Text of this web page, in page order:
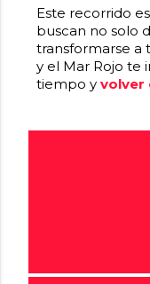
Este recorrido
buscan no solo
transformarse a
y el Mar Rojo te
tiempo y volver